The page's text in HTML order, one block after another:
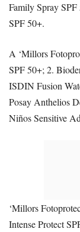
Family Spray
SPF 50+.
A ‘Millors
SPF 50+; 2.
ISDIN Fusion
Posay Anthelios
Niños Sensitive
‘Millors
Intense Protect